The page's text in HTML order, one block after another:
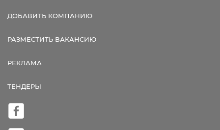
ДОБАВИТЬ КОМПАНИЮ
РАЗМЕСТИТЬ ВАКАНСИЮ
РЕКЛАМА
ТЕНДЕРЫ